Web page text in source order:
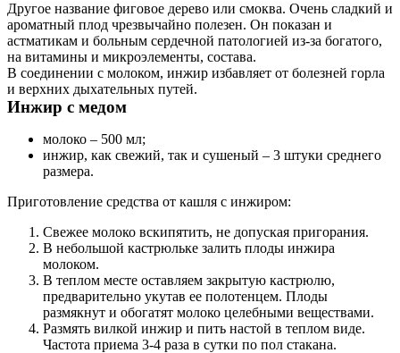
Другое название фиговое дерево или смоква. Очень сладкий и
ароматный плод чрезвычайно полезен. Он показан и
астматикам и больным сердечной патологией из-за богатого,
на витамины и микроэлементы, состава.
В соединении с молоком, инжир избавляет от болезней горла
и верхних дыхательных путей.
Инжир с медом
молоко – 500 мл;
инжир, как свежий, так и сушеный – 3 штуки среднего
размера.
Приготовление средства от кашля с инжиром:
Свежее молоко вскипятить, не допуская пригорания.
В небольшой кастрюльке залить плоды инжира
молоком.
В теплом месте оставляем закрытую кастрюлю,
предварительно укутав ее полотенцем. Плоды
размякнут и обогатят молоко целебными веществами.
Размять вилкой инжир и пить настой в теплом виде.
Частота приема 3-4 раза в сутки по пол стакана.